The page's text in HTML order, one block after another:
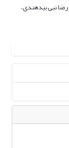
نبی بیدهندی،